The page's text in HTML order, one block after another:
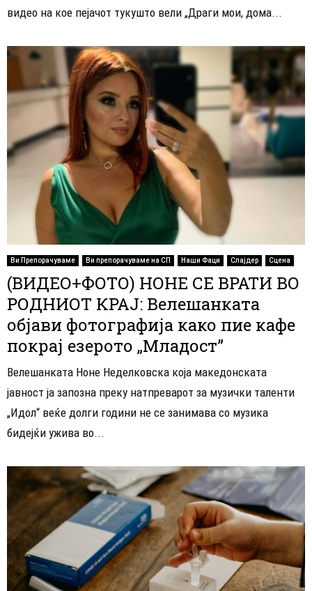
видео на коe пејачот тукушто вели „Драги мои, дома...
Ви Препорачуваме Ви препорачуваме на СП Наши Фаци Слајдер Сцена
(ВИДЕО+ФОТО) НОНЕ СЕ ВРАТИ ВО
РОДНИОТ КРАЈ: Велешанката
објави фотографија како пие кафе
покрај езерото „Младост”
Велешанката Ноне Неделковска која македонската
јавност ја запозна преку натпреварот за музички таленти
„Идол“ веќе долги години не се занимава со музика
бидејќи ужива во...